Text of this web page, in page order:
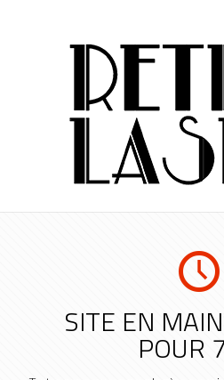
SITE EN
POUR